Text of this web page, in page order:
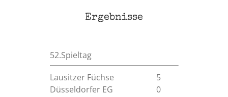
Ergebnisse
52.Spieltag
Lausitzer Füchse
Düsseldorfer EG
5
0